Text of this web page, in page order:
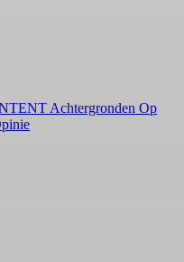
Achtergronden Op